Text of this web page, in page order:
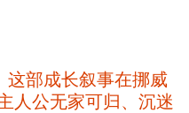
这部成长叙事在挪威
人公无家可归、​沉迷